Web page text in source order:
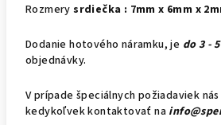
Rozmery srdiečka : 7mm x 6mm x
Dodanie hotového náramku, je do 3 -
objednávky.
V prípade špeciálnych požiadaviek
kedykoľvek kontaktovať na